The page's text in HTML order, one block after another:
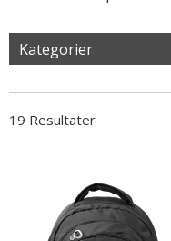
Kategorier
19 Resultater